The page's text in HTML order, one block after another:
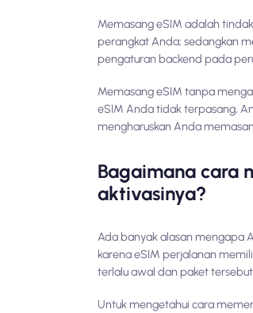
Memasang eSIM adalah
perangkat Anda; sedangkan
pengaturan backend pada
Memasang eSIM tanpa
eSIM Anda tidak terpasang,
mengharuskan Anda
Bagaimana cara
aktivasinya?
Ada banyak alasan mengapa
karena eSIM perjalanan
terlalu awal dan paket
Untuk mengetahui cara